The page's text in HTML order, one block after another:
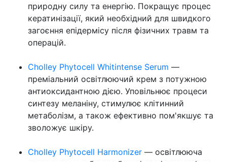
природну силу та енергію. Покращує процес
кератинізації, який необхідний для швидкого
загоєння епідермісу після фізичних травм та
операцій.
Cholley Phytocell Whitintense Serum —
преміальний освітлюючий крем з потужною
антиоксидантною дією. Уповільнює процеси
синтезу меланіну, стимулює клітинний
метаболізм, а також ефективно пом'якшує та
зволожує шкіру.
Cholley Phytocell Harmonizer — освітлююча